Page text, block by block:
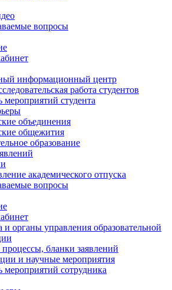
вопросы
информационный центр
работа студентов
мероприятий студента
объединения
общежития
образование
академического отпуска
вопросы
и органы управления образовательной
бланки заявлений
и научные мероприятия
мероприятий сотрудника